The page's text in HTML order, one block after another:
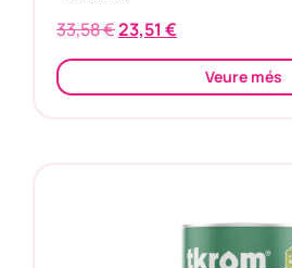
33,58€23,51 €
Veure més